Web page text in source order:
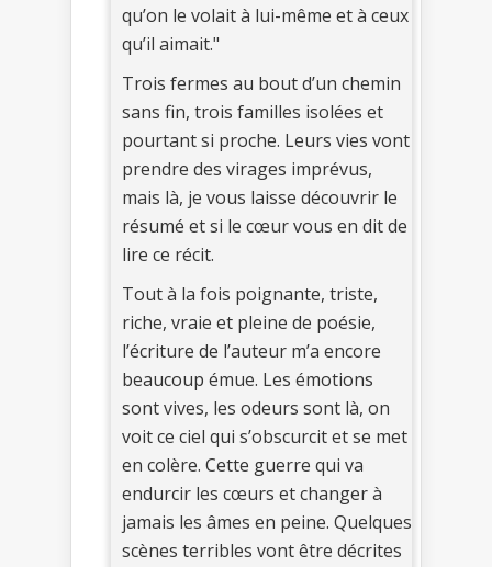
qu’on le volait à lui-même et à ceux
qu’il aimait."
Trois fermes au bout d’un chemin
sans fin, trois familles isolées et
pourtant si proche. Leurs vies vont
prendre des virages imprévus,
mais là, je vous laisse découvrir le
résumé et si le cœur vous en dit de
lire ce récit.
Tout à la fois poignante, triste,
riche, vraie et pleine de poésie,
l’écriture de l’auteur m’a encore
beaucoup émue. Les émotions
sont vives, les odeurs sont là, on
voit ce ciel qui s’obscurcit et se met
en colère. Cette guerre qui va
endurcir les cœurs et changer à
jamais les âmes en peine. Quelques
scènes terribles vont être décrites